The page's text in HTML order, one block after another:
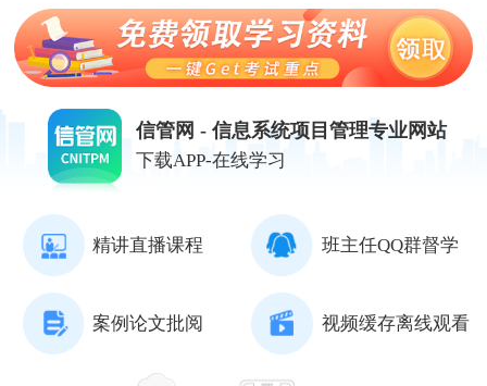
信管网 - 信息系统项目管理专业网站
下载APP-在线学习
精讲直播课程 班主任QQ群督学
案例论文批阅 视频缓存离线观看